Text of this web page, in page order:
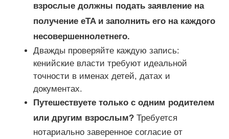
взрослые должны подать заявление на
получение eTA и заполнить его на каждого
несовершеннолетнего.
Дважды проверяйте каждую запись:
кенийские власти требуют идеальной
точности в именах детей, датах и ​​
документах.
Путешествуете только с одним родителем
или другим взрослым? Требуется
нотариально заверенное согласие от